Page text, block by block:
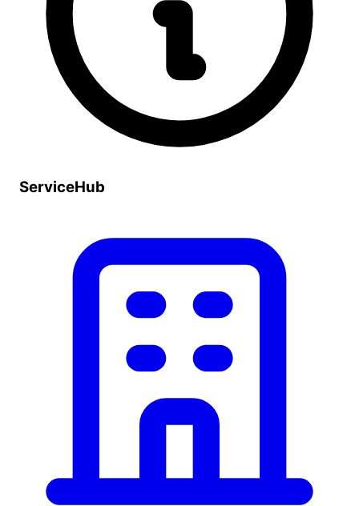
ServiceHub